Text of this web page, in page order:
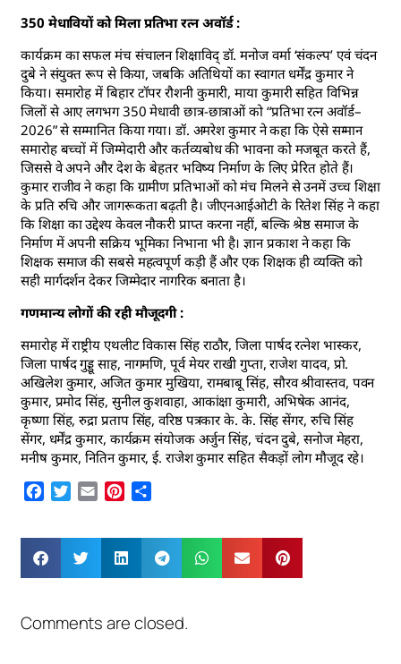
350 मेधावियों को मिला प्रतिभा रत्न अवॉर्ड :
कार्यक्रम का सफल मंच संचालन शिक्षाविद् डॉ. मनोज वर्मा ‘संकल्प’ एवं चंदन
दुबे ने संयुक्त रूप से किया, जबकि अतिथियों का स्वागत धर्मेंद्र कुमार ने
किया। समारोह में बिहार टॉपर रौशनी कुमारी, माया कुमारी सहित विभिन्न
जिलों से आए लगभग 350 मेधावी छात्र-छात्राओं को “प्रतिभा रत्न अवॉर्ड–
2026” से सम्मानित किया गया। डॉ. अमरेश कुमार ने कहा कि ऐसे सम्मान
समारोह बच्चों में जिम्मेदारी और कर्तव्यबोध की भावना को मजबूत करते हैं,
जिससे वे अपने और देश के बेहतर भविष्य निर्माण के लिए प्रेरित होते हैं।
कुमार राजीव ने कहा कि ग्रामीण प्रतिभाओं को मंच मिलने से उनमें उच्च शिक्षा
के प्रति रुचि और जागरूकता बढ़ती है। जीएनआईओटी के रितेश सिंह ने कहा
कि शिक्षा का उद्देश्य केवल नौकरी प्राप्त करना नहीं, बल्कि श्रेष्ठ समाज के
निर्माण में अपनी सक्रिय भूमिका निभाना भी है। ज्ञान प्रकाश ने कहा कि
शिक्षक समाज की सबसे महत्वपूर्ण कड़ी हैं और एक शिक्षक ही व्यक्ति को
सही मार्गदर्शन देकर जिम्मेदार नागरिक बनाता है।
गणमान्य लोगों की रही मौजूदगी :
समारोह में राष्ट्रीय एथलीट विकास सिंह राठौर, जिला पार्षद रत्नेश भास्कर,
जिला पार्षद गुड्डू साह, नागमणि, पूर्व मेयर राखी गुप्ता, राजेश यादव, प्रो.
अखिलेश कुमार, अजित कुमार मुखिया, रामबाबू सिंह, सौरव श्रीवास्तव, पवन
कुमार, प्रमोद सिंह, सुनील कुशवाहा, आकांक्षा कुमारी, अभिषेक आनंद,
कृष्णा सिंह, रुद्रा प्रताप सिंह, वरिष्ठ पत्रकार के. के. सिंह सेंगर, रुचि सिंह
सेंगर, धर्मेंद्र कुमार, कार्यक्रम संयोजक अर्जुन सिंह, चंदन दुबे, सनोज मेहरा,
मनीष कुमार, नितिन कुमार, ई. राजेश कुमार सहित सैकड़ों लोग मौजूद रहे।
Facebook
Twitter
Email Pinterest
Comments are closed.